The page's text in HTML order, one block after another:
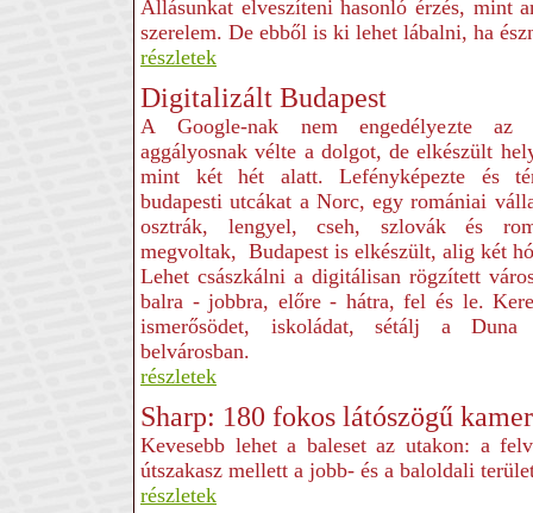
Állásunkat elveszíteni hasonló érzés, mint
szerelem. De ebből is ki lehet lábalni, ha
részletek
Digitalizált Budapest
A Google-nak nem engedélyezte az
aggályosnak vélte a dolgot, de elkészült
mint két hét alatt. Lefényképezte és
budapesti utcákat a Norc, egy romániai
osztrák, lengyel, cseh, szlovák és
megvoltak, Budapest is elkészült, alig két
Lehet császkálni a digitálisan rögzített
balra - jobbra, előre - hátra, fel és le.
ismerősödet, iskoládat, sétálj a
belvárosban.
részletek
Sharp: 180 fokos látószögű
Kevesebb lehet a baleset az utakon: a
útszakasz mellett a jobb- és a baloldali
részletek